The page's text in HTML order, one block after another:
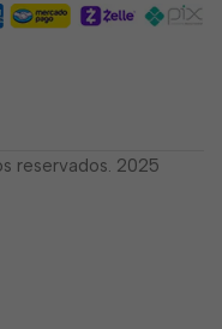
reservados. 2025